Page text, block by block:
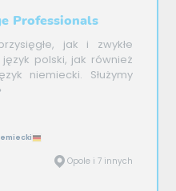
Professionals
jak i zwykłe
polski, jak również
niemiecki. Służymy
Opole i 7 innych